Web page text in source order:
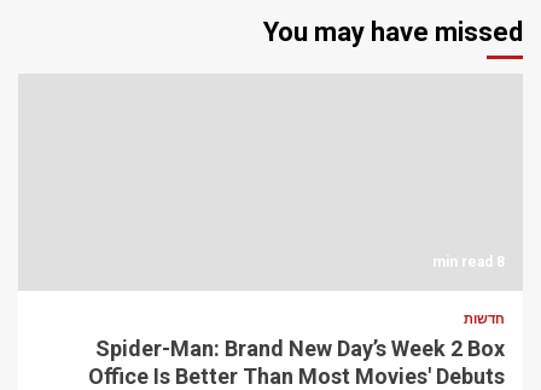
You may have missed
8 min read
חדשות
Spider-Man: Brand New Day’s Week 2 Box
Office Is Better Than Most Movies' Debuts